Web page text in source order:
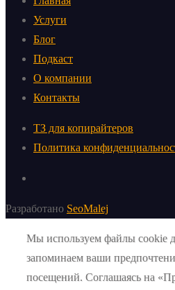
Услуги
Блог
Подкаст
О компании
Контакты
ТЗ для копирайтеров
Политика
Разработано SeoMalej
Мы используем файлы cookie
запоминаем ваши
посещений. Соглашаясь на